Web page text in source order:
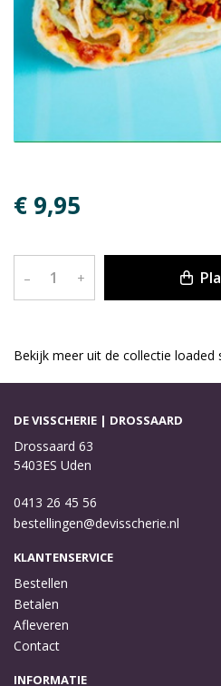
€ 9,95
– +
Bekijk meer uit de collectie loaded
DE VISSCHERIE | DROSSAARD
Drossaard 63
5403ES Uden
0413 26 45 56
bestellingen@devisscherie.nl
KLANTENSERVICE
Bestellen
Betalen
Afleveren
Contact
INFORMATIE